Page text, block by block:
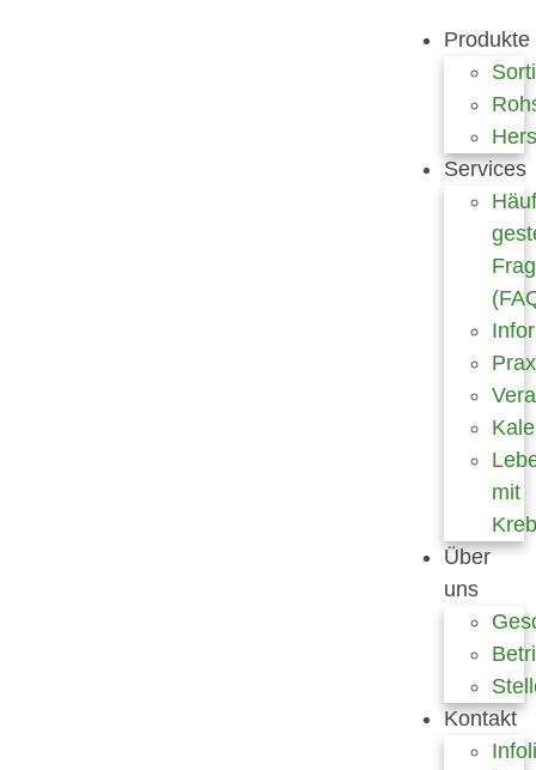
Produkte
Services
mit
Über
uns
Kontakt